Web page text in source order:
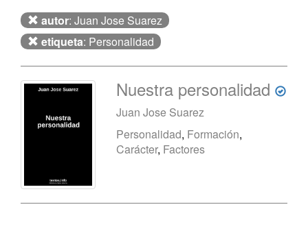
autor: Juan Jose Suarez
etiqueta: Personalidad
Nuestra personalidad
Juan Jose Suarez
Personalidad, Formación,
Carácter, Factores